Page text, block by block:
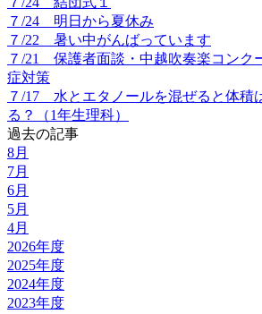
７/24 明日から夏休み
７/22 暑い中がんばっています
７/21 保護者面談・中越吹奏楽コンク
症対策
７/17 水とエタノールを混ぜると体積
る？（1年生理科）
過去の記事
8月
7月
6月
5月
4月
2026年度
2025年度
2024年度
2023年度